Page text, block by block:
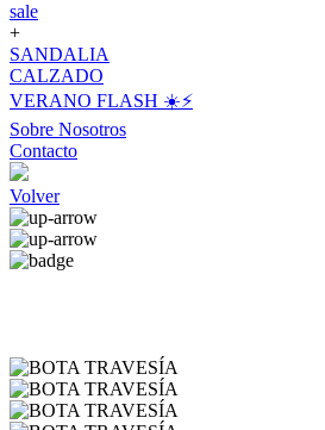
sale
+
SANDALIA
CALZADO
VERANO FLASH ☀️⚡️
Sobre Nosotros
Contacto
Volver